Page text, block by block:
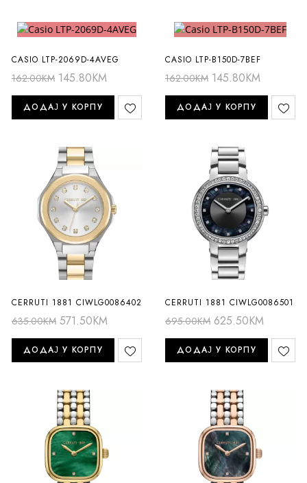
CASIO LTP-2069D-4AVEG
162.00KM 145.80KM
ДОДАЈ У КОРПУ
CASIO LTP-B150D-7BEF
162.00KM 145.80KM
ДОДАЈ У КОРПУ
CERRUTI 1881 CIWLG0086402
635.00KM 571.50KM
ДОДАЈ У КОРПУ
CERRUTI 1881 CIWLG0086501
695.00KM 625.50KM
ДОДАЈ У КОРПУ